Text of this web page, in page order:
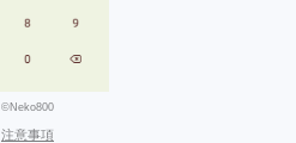
©Neko800
注意事項